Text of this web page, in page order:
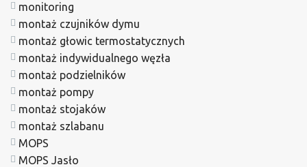
monitoring
montaż czujników dymu
montaż głowic termostatycznych
montaż indywidualnego węzła
montaż podzielników
montaż pompy
montaż stojaków
montaż szlabanu
MOPS
MOPS Jasło